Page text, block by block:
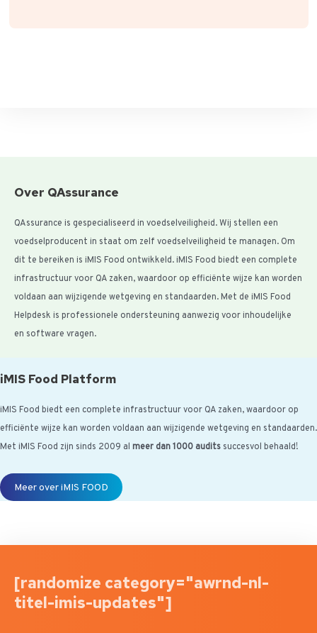
Over QAssurance
QAssurance is gespecialiseerd in voedselveiligheid. Wij stellen een
voedselproducent in staat om zelf voedselveiligheid te managen. Om
dit te bereiken is iMIS Food ontwikkeld. iMIS Food biedt een complete
infrastructuur voor QA zaken, waardoor op efficiënte wijze kan worden
voldaan aan wijzigende wetgeving en standaarden. Met de iMIS Food
Helpdesk is professionele ondersteuning aanwezig voor inhoudelijke
en software vragen.
iMIS Food Platform
iMIS Food biedt een complete infrastructuur voor QA zaken, waardoor op
efficiënte wijze kan worden voldaan aan wijzigende wetgeving en standaarden.
Met iMIS Food zijn sinds 2009 al meer dan 1000 audits succesvol behaald!
Meer over iMIS FOOD
[randomize category="awrnd-nl-
titel-imis-updates"]